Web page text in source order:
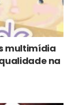
multimídia
na